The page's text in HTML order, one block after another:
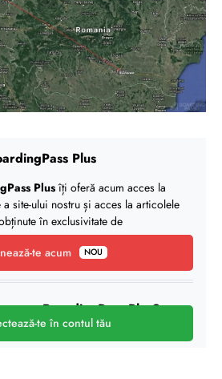
Plus
Plusîți oferă acum acces la
site-ului nostru și acces la articolele
în exclusivitate de
te acum
NOU
BoardingPass Plus?
te în contul tău